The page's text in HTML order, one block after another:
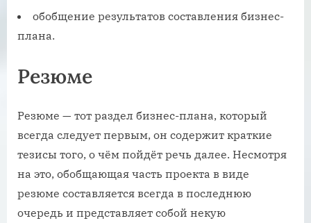
обобщение результатов составления бизнес-
плана.
Резюме
Резюме — тот раздел бизнес-плана, который
всегда следует первым, он содержит краткие
тезисы того, о чём пойдёт речь далее. Несмотря
на это, обобщающая часть проекта в виде
резюме составляется всегда в последнюю
очередь и представляет собой некую